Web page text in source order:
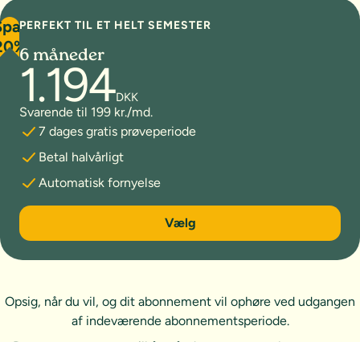
PERFEKT TIL ET HELT SEMESTER
6 måneder
1.194DKK
Svarende til 199 kr./md.
7 dages gratis prøveperiode
Betal halvårligt
Automatisk fornyelse
6 måneder
Vælg
Opsig, når du vil, og dit abonnement vil ophøre ved udgangen
af indeværende abonnementsperiode.